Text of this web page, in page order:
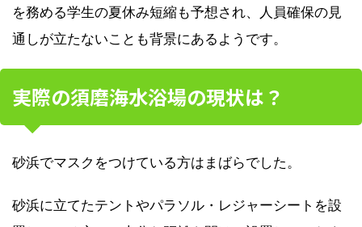
を務める学生の夏休み短縮も予想され、人員確保の見
通しが立たないことも背景にあるようです。
実際の須磨海水浴場の現状は？
砂浜でマスクをつけている方はまばらでした。
砂浜に立てたテントやパラソル・レジャーシートを設